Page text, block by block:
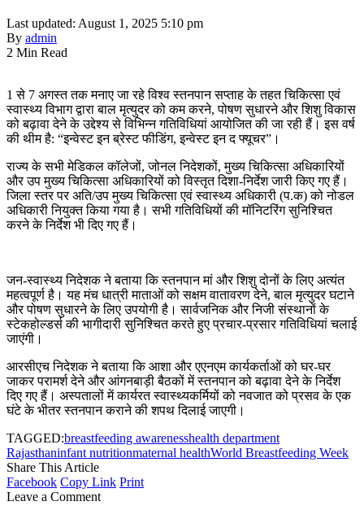
Last updated: August 1, 2025 5:10 pm
By admin
2 Min Read
1 से 7 अगस्त तक मनाए जा रहे विश्व स्तनपान सप्ताह के तहत चिकित्सा एवं
स्वास्थ्य विभाग द्वारा बाल मृत्युदर को कम करने, पोषण सुधारने और शिशु विकास
को बढ़ावा देने के उद्देश्य से विभिन्न गतिविधियां आयोजित की जा रही हैं। इस वर्ष
की थीम है: “इन्वेस्ट इन ब्रेस्ट फीडिंग, इन्वेस्ट इन द फ्यूचर”।
राज्य के सभी मेडिकल कॉलेजों, जोनल निदेशकों, मुख्य चिकित्सा अधिकारियों
और उप मुख्य चिकित्सा अधिकारियों को विस्तृत दिशा-निर्देश जारी किए गए हैं।
जिला स्तर पर अति/उप मुख्य चिकित्सा एवं स्वास्थ्य अधिकारी (प.क) को नोडल
अधिकारी नियुक्त किया गया है। सभी गतिविधियों की मॉनिटरिंग सुनिश्चित
करने के निर्देश भी दिए गए हैं।
जन-स्वास्थ्य निदेशक ने बताया कि स्तनपान मां और शिशु दोनों के लिए अत्यंत
महत्वपूर्ण है। यह मंच धात्री माताओं को सक्षम वातावरण देने, बाल मृत्युदर घटाने
और पोषण सुधारने के लिए उपयोगी है। सार्वजनिक और निजी संस्थानों के
स्टेकहोल्डर्स की भागीदारी सुनिश्चित करते हुए प्रचार-प्रसार गतिविधियां चलाई
जाएंगी।
आरसीएच निदेशक ने बताया कि आशा और एएनएम कार्यकर्ताओं को घर-घर
जाकर परामर्श देने और आंगनबाड़ी बैठकों में स्तनपान को बढ़ावा देने के निर्देश
दिए गए हैं। अस्पतालों में कार्यरत स्वास्थ्यकर्मियों को नवजात को प्रसव के एक
घंटे के भीतर स्तनपान कराने की शपथ दिलाई जाएगी।
TAGGED:breastfeeding awarenesshealth department
Rajasthaninfant nutritionmaternal healthWorld Breastfeeding Week
Share This Article
Facebook Copy Link Print
Leave a Comment